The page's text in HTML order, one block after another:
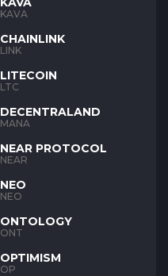
KAVA
CHAINLINK
LINK
LITECOIN
LTC
DECENTRALAND
MANA
NEAR PROTOCOL
NEAR
NEO
NEO
ONTOLOGY
ONT
OPTIMISM
OP